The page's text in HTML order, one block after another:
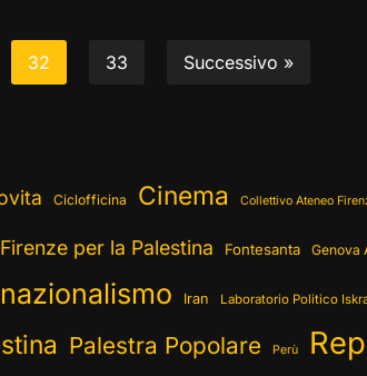
32 33 Successivo »
Ciclofficina Cinema Collettivo Ateneo
Firenze per la Palestina Fontesanta Genova
Iran Laboratorio Politico
Palestra Popolare Perù